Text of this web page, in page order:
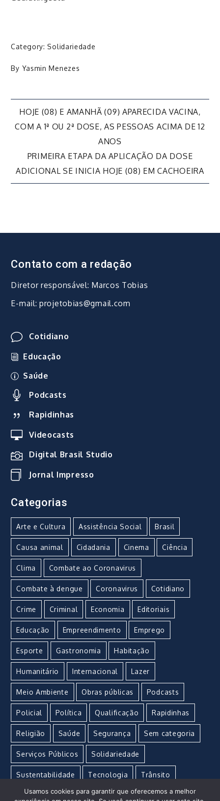
Category: Solidariedade
By Yasmin Menezes
Navegação
Post
HOJE (08) E AMANHÃ (09) APARECIDA VACINA,
COM A 1ª OU 2ª DOSE, AS PESSOAS ACIMA DE 12
ANOS
PRIMEIRA ETAPA DA APLICAÇÃO DA DOSE
ADICIONAL SE INICIA HOJE (08) EM CACHOEIRA
Contato com a redação
Diretor responsável: Marcos Tobias
E-mail: projetobias@gmail.com
Cotidiano
Educação
Saúde
Podcasts
Rapidinhas
Videocasts
Digital Brasil Studio
Jornal Impresso
Categorias
Arte e Cultura Assistência Social Brasil
Causa animal Cidadania Cinema Ciência
Clima Combate ao Coronavirus
Combate à dengue Coronavirus Cotidiano
Crime Criminal Economia Editoriais
Educação Empreendimento Emprego
Esporte Gastronomia Habitação
Humanitário Internacional Lazer
Meio Ambiente Obras públicas Podcasts
Policial Política Qualificação Rapidinhas
Religião Saúde Segurança Sem categoria
Serviços Públicos Solidariedade
Sustentabilidade Tecnologia Trânsito
Turismo Urgente Vacina Violência
Usamos cookies para garantir que oferecemos a melhor